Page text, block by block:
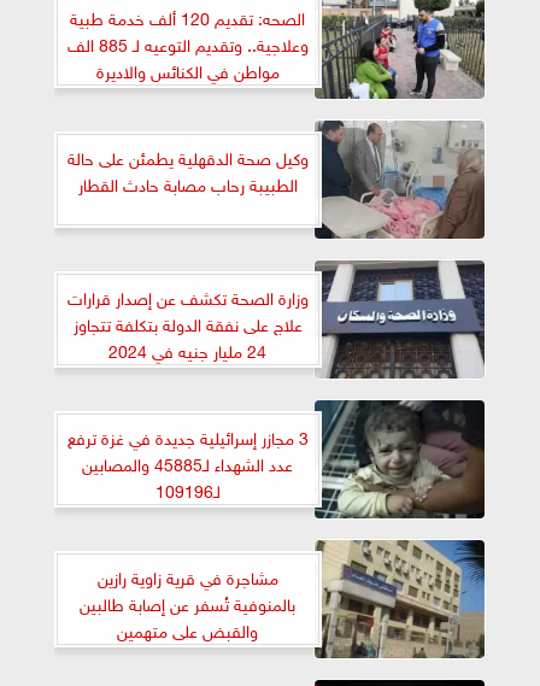
الصحه: تقديم 120 ألف خدمة طبية
وعلاجية.. وتقديم التوعيه لـ 885 الف
مواطن في الكنائس والاديرة
والحدائق
وكيل صحة الدقهلية يطمئن على حالة
الطبيبة رحاب مصابة حادث القطار
وزارة الصحة تكشف عن إصدار قرارات
علاج على نفقة الدولة بتكلفة تتجاوز
24 مليار جنيه في 2024
3 مجازر إسرائيلية جديدة في غزة ترفع
عدد الشهداء لـ45885 والمصابين
لـ109196
مشاجرة في قرية زاوية رازين
بالمنوفية تُسفر عن إصابة طالبين
والقبض على متهمين